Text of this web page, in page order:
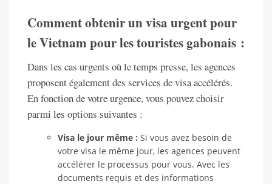
Comment obtenir un visa urgent pour
le Vietnam pour les touristes gabonais :
Dans les cas urgents où le temps presse, les agences
proposent également des services de visa accélérés.
En fonction de votre urgence, vous pouvez choisir
parmi les options suivantes :
Visa le jour même : Si vous avez besoin de
votre visa le même jour, les agences peuvent
accélérer le processus pour vous. Avec les
documents requis et des informations